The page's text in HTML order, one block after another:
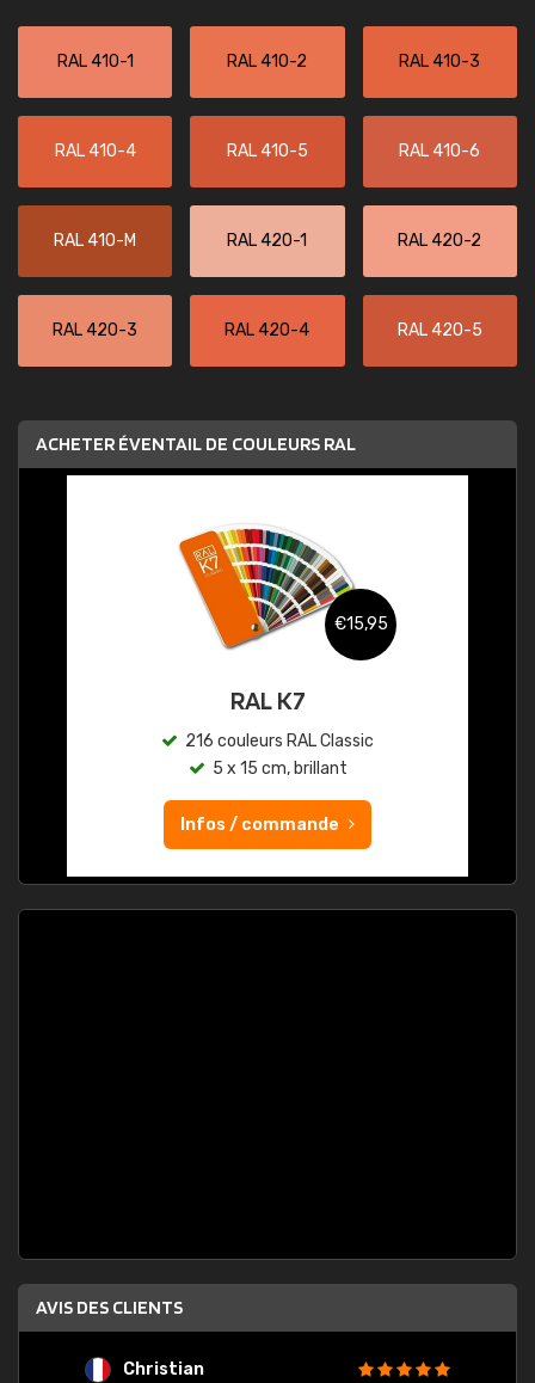
RAL 410-1 RAL 410-2 RAL 410-3
RAL 410-4 RAL 410-5 RAL 410-6
RAL 410-M RAL 420-1 RAL 420-2
RAL 420-3 RAL 420-4 RAL 420-5
ACHETER ÉVENTAIL DE COULEURS RAL
€15,95
RAL K7
216 couleurs RAL Classic
5 x 15 cm, brillant
Infos / commande
AVIS DES CLIENTS
Christian